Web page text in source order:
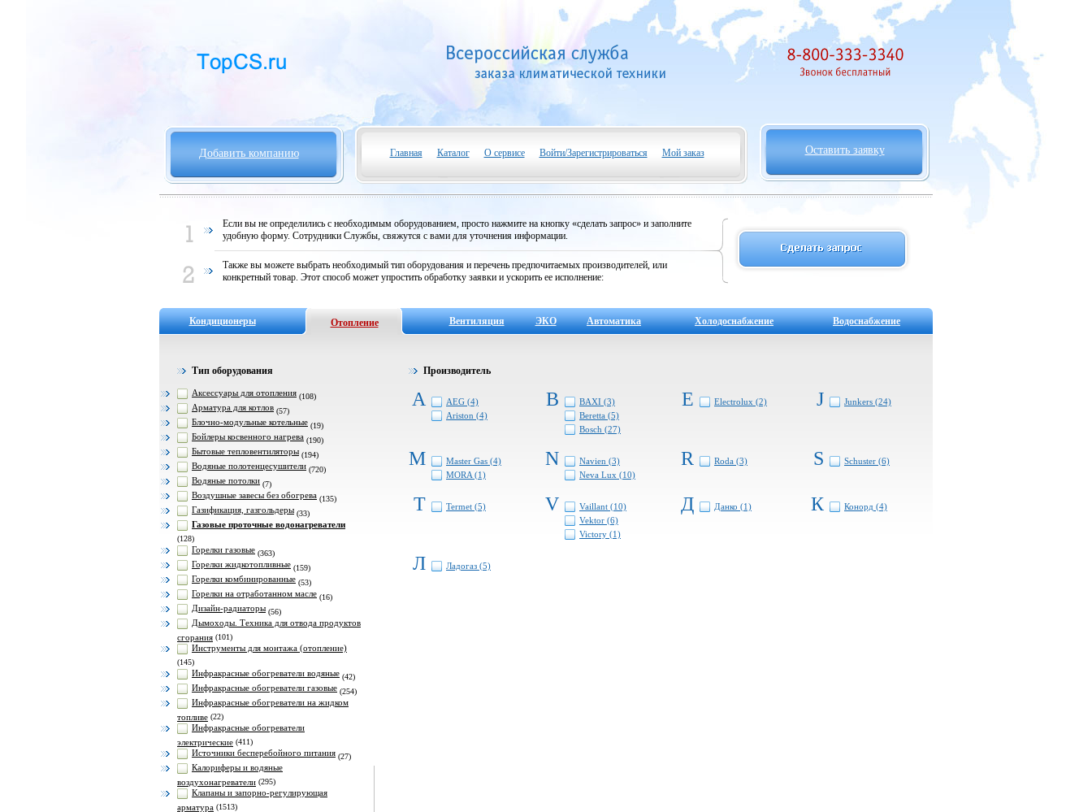
Добавить компанию Главная Каталог О сервисе Войти/Зарегистрироваться Мой заказ Оставить заявку
Если вы не определились с необходимым оборудованием, просто нажмите на кнопку «сделать запрос» и заполните
удобную форму. Сотрудники Службы, свяжутся с вами для уточнения информации.
Также вы можете выбрать необходимый тип оборудования и перечень предпочитаемых производителей, или
конкретный товар. Этот способ может упростить обработку заявки и ускорить ее исполнение:
Кондиционеры Отопление Вентиляция ЭКО Автоматика Холодоснабжение Водоснабжение
Тип оборудования
Аксессуары для отопления (108)
Арматура для котлов (57)
Блочно-модульные котельные (19)
Бойлеры косвенного нагрева (190)
Бытовые тепловентиляторы (194)
Водяные полотенцесушители (720)
Водяные потолки (7)
Воздушные завесы без обогрева (135)
Газификация, газгольдеры (33)
Газовые проточные водонагреватели
(128)
Горелки газовые (363)
Горелки жидкотопливные (159)
Горелки комбинированные (53)
Горелки на отработанном масле (16)
Дизайн-радиаторы (56)
Дымоходы. Техника для отвода продуктов
сгорания (101)
Инструменты для монтажа (отопление)
(145)
Инфракрасные обогреватели водяные (42)
Инфракрасные обогреватели газовые (254)
Инфракрасные обогреватели на жидком
топливе (22)
Инфракрасные обогреватели
электрические (411)
Источники бесперебойного питания (27)
Калориферы и водяные
воздухонагреватели (295)
Клапаны и запорно-регулирующая
арматура (1513)
Производитель
A
AEG (4)
Ariston (4)
B
BAXI (3)
Beretta (5)
Bosch (27)
E Electrolux (2) J Junkers (24)
M
Master Gas (4)
MORA (1)
N
Navien (3)
Neva Lux (10)
R Roda (3) S Schuster (6)
T Termet (5) V
Vaillant (10)
Vektor (6)
Victory (1)
Д Данко (1) К Конорд (4)
Л Ладогаз (5)